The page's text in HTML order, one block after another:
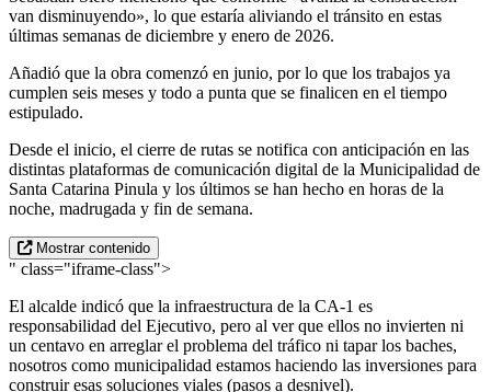
van disminuyendo», lo que estaría aliviando el tránsito en estas
últimas semanas de diciembre y enero de 2026.
Añadió que la obra comenzó en junio, por lo que los trabajos ya
cumplen seis meses y todo a punta que se finalicen en el tiempo
estipulado.
Desde el inicio, el cierre de rutas se notifica con anticipación en las
distintas plataformas de comunicación digital de la Municipalidad de
Santa Catarina Pinula y los últimos se han hecho en horas de la
noche, madrugada y fin de semana.
Mostrar contenido
" class="iframe-class">
El alcalde indicó que la infraestructura de la CA-1 es
responsabilidad del Ejecutivo, pero al ver que ellos no invierten ni
un centavo en arreglar el problema del tráfico ni tapar los baches,
nosotros como municipalidad estamos haciendo las inversiones para
construir esas soluciones viales (pasos a desnivel).